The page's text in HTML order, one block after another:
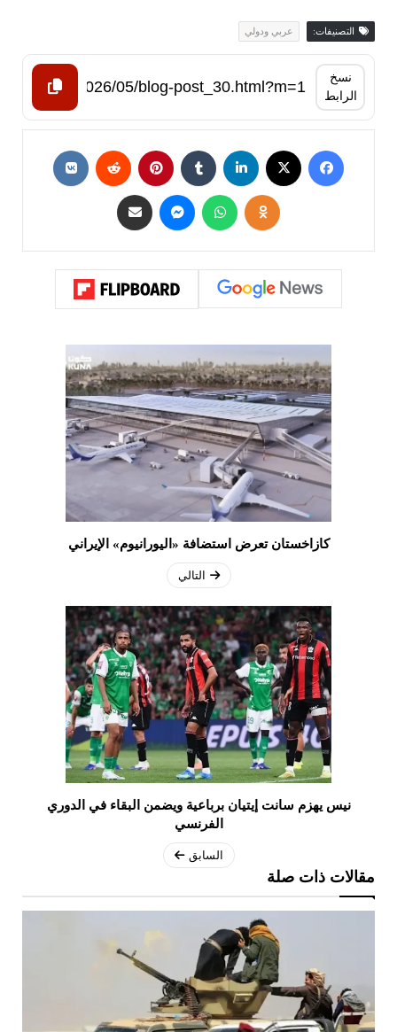
التصنيفات: عربي ودولي
نسخ
الرابط
كازاخستان تعرض استضافة «اليورانيوم» الإيراني
التالي
نيس يهزم سانت إيتيان برباعية ويضمن البقاء في الدوري
الفرنسي
السابق
مقالات ذات صلة